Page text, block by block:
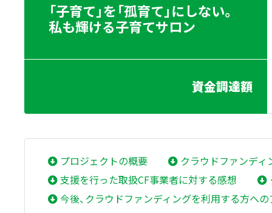
「子育て」を「孤育て」にしない。
私も輝ける子育てサロン
資金調達額
プロジェクトの概要
クラウドファンデ
支援を行った取扱CF事業者に対する感想
今後、クラウドファンディングを利用する方へ